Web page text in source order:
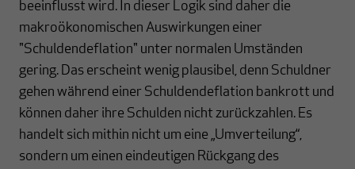
beeinflusst wird. In dieser Logik sind daher die
makroökonomischen Auswirkungen einer
"Schuldendeflation" unter normalen Umständen
gering. Das erscheint wenig plausibel, denn Schuldner
gehen während einer Schuldendeflation bankrott und
können daher ihre Schulden nicht zurückzahlen. Es
handelt sich mithin nicht um eine „Umverteilung“,
sondern um einen eindeutigen Rückgang des